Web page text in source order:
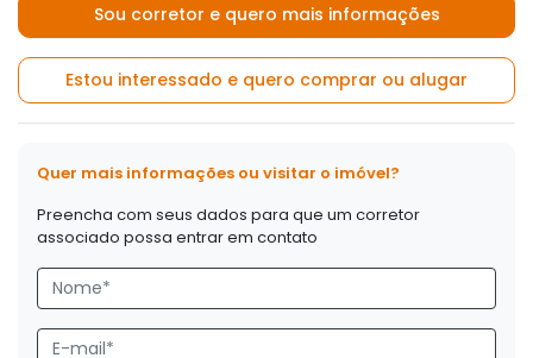
Sou corretor e quero mais informações
Estou interessado e quero comprar ou alugar
Quer mais informações ou visitar o imóvel?
Preencha com seus dados para que um corretor
associado possa entrar em contato